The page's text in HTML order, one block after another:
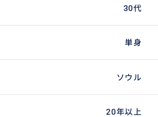
30代
単身
ソウル
20年以上